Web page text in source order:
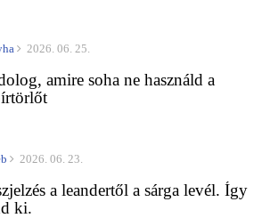
2026. 06. 25.
amire soha ne használd a
2026. 06. 23.
a leandertől a sárga levél. Így
ki.